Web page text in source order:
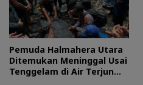
Pemuda Halmahera Utara
Ditemukan Meninggal Usai
Tenggelam di Air Terjun